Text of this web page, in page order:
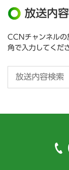
放送内
CCNチャンネルの
角で入力してくだ